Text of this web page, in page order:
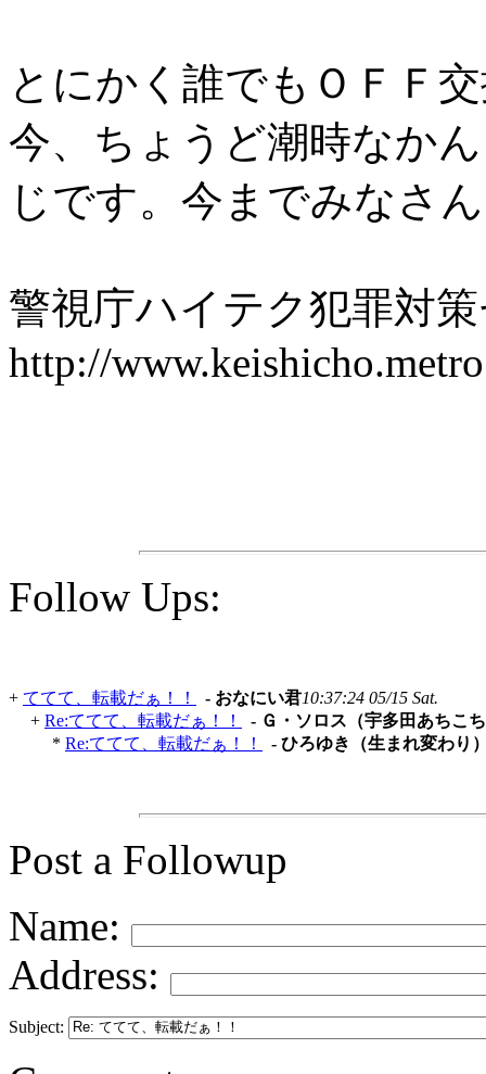
とにかく誰でもＯＦＦ
今、ちょうど潮時なかん
じです。今までみなさ
警視庁ハイテク犯罪対
http://
Follow Ups:
+ ててて、転載だぁ！！ - おなにい君10:37:24 05/15 Sat.
+ Re:ててて、転載だぁ！！
- Ｇ・ソロス（宇多田あちこ
* Re:ててて、転載だぁ！！ - ひろゆき（生まれ変わり
Post a Followup
Name:
Address:
Subject: